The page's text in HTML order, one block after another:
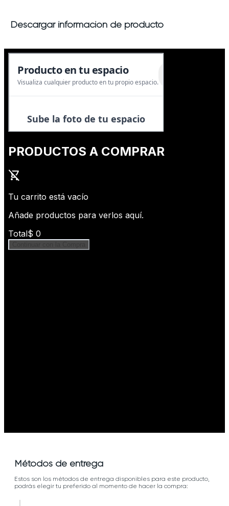
Descargar información de producto
Métodos de entrega
Estos son los métodos de entrega disponibles para este producto,
podrás elegir tu preferido al momento de hacer la compra: